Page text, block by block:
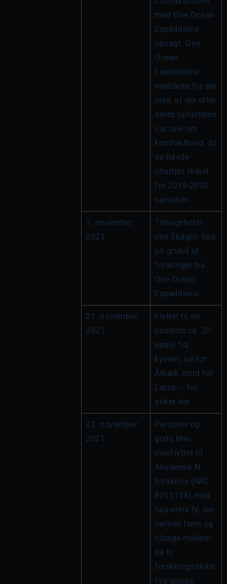
med One Ocean
Expeditions
opsagt. One
Ocean
Expeditions
meddelte fra sin
side, at der efter
deres opfattelse
var tale om
kontraktbrud, da
de havde
chartret skibet
for 2019-2020
sæsonen.
1. november
2021
Tilbageholdt
ved Skagen Red
på grund af
fordringer fra
One Ocean
Expeditions.
21. november
2021
Flyttet til en
position ca. 20
sømil fra
kysten, ud for
Ålbæk, nord for
Læsø – for
anker der.
22. november
2021
Personer og
gods blev
overflyttet til
Akademik N.
Strakhov (IMO
8211174) med
Skawlink IV, der
sejlede frem og
tilbage mellem
de to
forskningsskibe
fire gange.